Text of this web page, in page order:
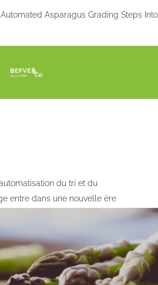
Asparagus Grading Steps Into
du tri et du
entre dans une nouvelle ère